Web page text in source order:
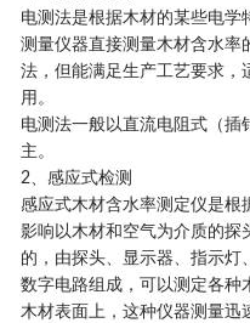
电测法是根据木材的某些电学
测量仪器直接测量木材含水率
法，但能满足生产工艺要求，
用。
电测法一般以直流电阻式（插
主。
2、感应式检测
感应式木材含水率测定仪是根
影响以木材和空气为介质的探
的，由探头、显示器、指示灯
数字电路组成，可以测定各种
木材表面上，这种仪器测量迅